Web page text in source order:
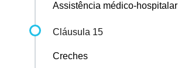
Assistência médico-hospitalar
Cláusula 15
Creches